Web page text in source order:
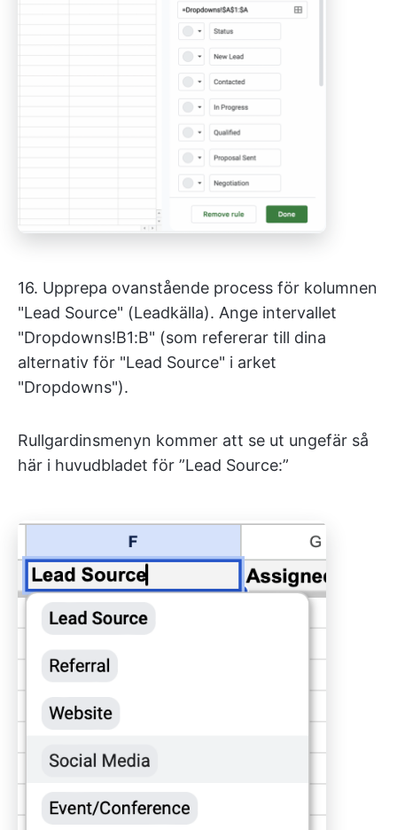
16. Upprepa ovanstående process för kolumnen
"Lead Source" (Leadkälla). Ange intervallet
"Dropdowns!B1:B" (som refererar till dina
alternativ för "Lead Source" i arket
"Dropdowns").
Rullgardinsmenyn kommer att se ut ungefär så
här i huvudbladet för ”Lead Source:”